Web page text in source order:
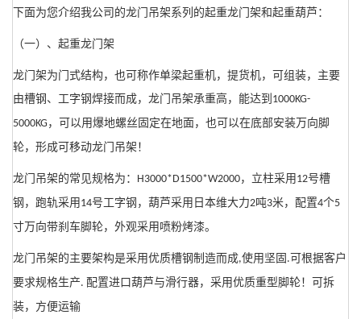
下面为您介绍我公司的龙门吊架系列的起重龙门架和起重葫芦：
（一）、起重龙门架
龙门架为门式结构，也可称作单梁起重机，提货机，可组装，主要
由槽钢、工字钢焊接而成，龙门吊架承重高，能达到 1000KG-
5000KG ，可以用爆地螺丝固定在地面，也可以在底部安装万向脚
轮，形成可移动龙门吊架！
龙门吊架的常见规格为： H3000*D1500*W2000，立柱采用 12号槽
钢，跑轨采用 14号工字钢，葫芦采用日本维大力2吨3米，配置4个5
寸万向带刹车脚轮，外观采用喷粉烤漆。
龙门吊架的主要架构是采用优质槽钢制造而成,使用坚固 . 可根据客户
要求规格生产. 配置进口葫芦与滑行器，采用优质重型脚轮！可拆
装，方便运输